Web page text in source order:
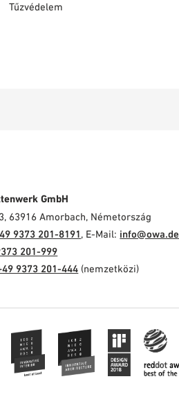
Tűzvédelem
GmbH
63916 Amorbach, Németország
9373 201-8191, E-Mail: info@owa.de
201-999
9373 201-444 (nemzetközi)